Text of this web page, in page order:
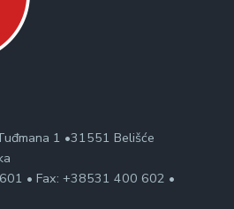
1 •31551 Belišće
• Fax: +38531 400 602 •